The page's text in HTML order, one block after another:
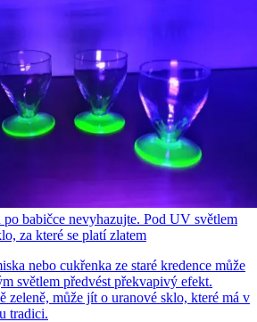
babičce nevyhazujte. Pod UV světlem
za které se platí zlatem
nebo cukřenka ze staré kredence může
světlem předvést překvapivý efekt.
zeleně, může jít o uranové sklo, které má v
tradici.